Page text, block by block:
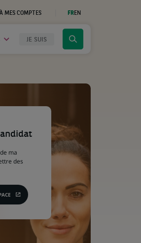
MES COMPTES
FREN
JE SUIS
Cliquer
moteur
ma
des